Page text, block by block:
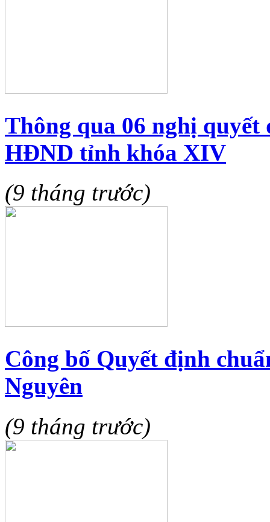
Thông qua 06 nghị
HĐND tỉnh khóa XIV
(9 tháng trước)
Công bố Quyết định
Nguyên
(9 tháng trước)